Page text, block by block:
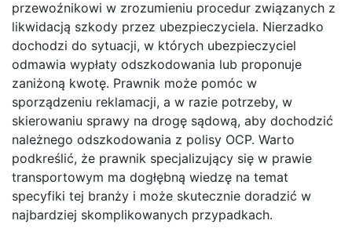
przewoźnikowi w zrozumieniu procedur związanych z
likwidacją szkody przez ubezpieczyciela. Nierzadko
dochodzi do sytuacji, w których ubezpieczyciel
odmawia wypłaty odszkodowania lub proponuje
zaniżoną kwotę. Prawnik może pomóc w
sporządzeniu reklamacji, a w razie potrzeby, w
skierowaniu sprawy na drogę sądową, aby dochodzić
należnego odszkodowania z polisy OCP. Warto
podkreślić, że prawnik specjalizujący się w prawie
transportowym ma dogłębną wiedzę na temat
specyfiki tej branży i może skutecznie doradzić w
najbardziej skomplikowanych przypadkach.